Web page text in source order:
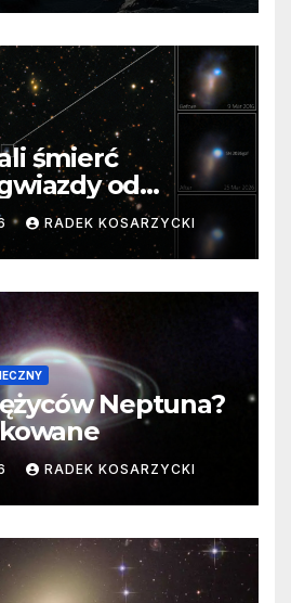
śmierć
od
Niezwykle
RADEK KOSARZYCKI
Neptuna?
RADEK KOSARZYCKI